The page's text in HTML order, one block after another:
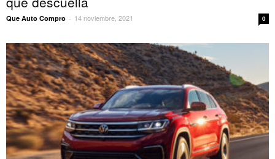
Que Auto Compro - 14 noviembre, 2021 0